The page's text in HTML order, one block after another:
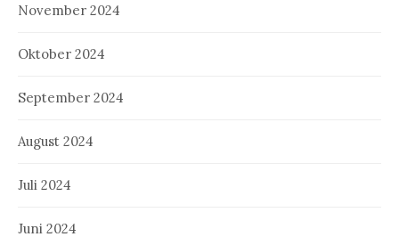
November 2024
Oktober 2024
September 2024
August 2024
Juli 2024
Juni 2024